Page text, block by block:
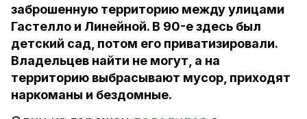
заброшенную территорию между улицами
Гастелло и Линейной. В 90-е здесь был
детский сад, потом его приватизировали.
Владельцев найти не могут, а на
территорию выбрасывают мусор, приходят
наркоманы и бездомные.